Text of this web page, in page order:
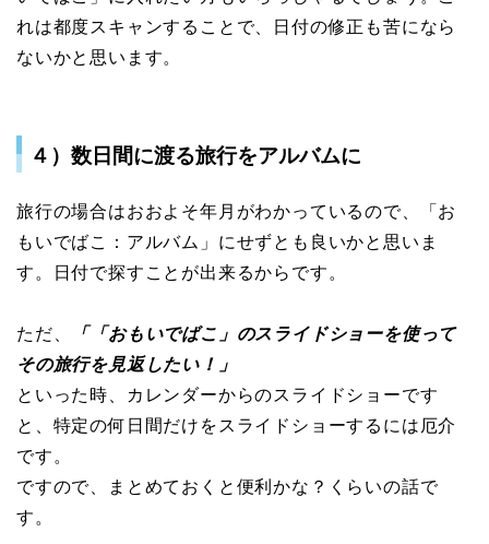
れは都度スキャンすることで、日付の修正も苦になら
ないかと思います。
４）数日間に渡る旅行をアルバムに
旅行の場合はおおよそ年月がわかっているので、「お
もいでばこ：アルバム」にせずとも良いかと思いま
す。日付で探すことが出来るからです。
ただ、
「「おもいでばこ」のスライドショーを使って
その旅行を見返したい！」
といった時、カレンダーからのスライドショーです
と、特定の何日間だけをスライドショーするには厄介
です。
ですので、まとめておくと便利かな？くらいの話で
す。